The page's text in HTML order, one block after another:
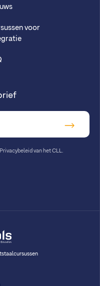
voor
van het CLL.